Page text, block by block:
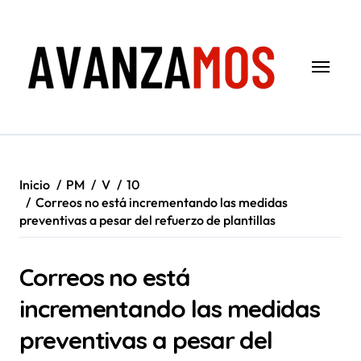
contenido
Inicio PM V
10
Correos no está incrementando las medidas
preventivas a pesar del refuerzo de plantillas
Correos no está
incrementando las medidas
preventivas a pesar del